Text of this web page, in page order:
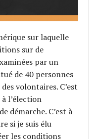
sur laquelle
sur de
par un
de 40 personnes
volontaires. C’est
l’élection
démarche. C’est à
si je suis élu
les conditions